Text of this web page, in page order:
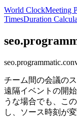
World ClockMeeting
TimesDuration
チーム間の会議の
遠隔イベントの開
うな場合でも、こ
し、ソース時刻が